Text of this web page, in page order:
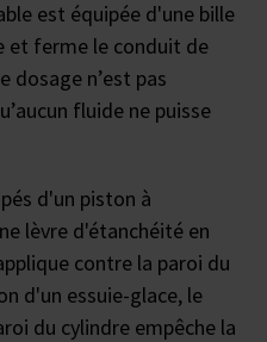
est équipée d'une bille
et ferme le conduit de
dosage n’est pas
fluide ne puisse
d'un piston à
lèvre d'étanchéité en
contre la paroi du
d'un essuie-glace, le
du cylindre empêche la